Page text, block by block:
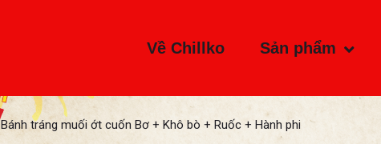
Về Chillko Sản phẩm
Bánh tráng muối ớt cuốn Bơ + Khô bò + Ruốc + Hành phi